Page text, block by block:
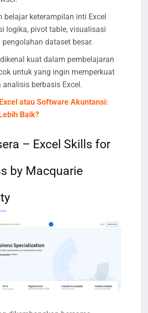
belajar keterampilan inti Excel
logika, pivot table, visualisasi
dataset besar.
kuat dalam pembelajaran
untuk yang ingin memperkuat
analisis berbasis Excel.
Excel atau Software Akuntansi:
Baik?
– Excel Skills for
by Macquarie